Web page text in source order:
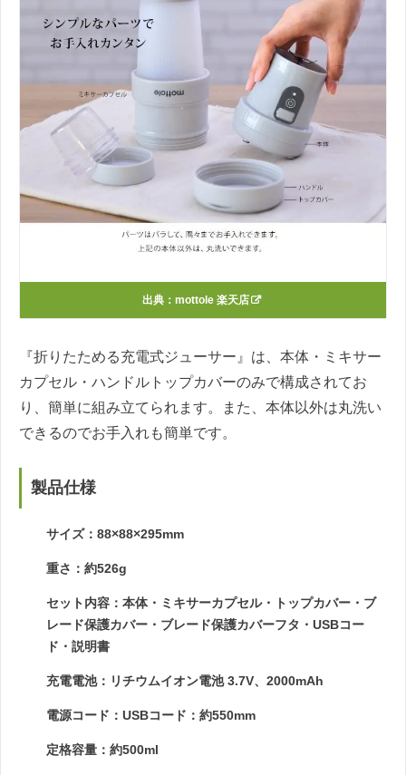
出典： mottole 楽天店
『折りたためる充電式ジューサー』は、本体・ミキサー
カプセル・ハンドルトップカバーのみで構成されてお
り、簡単に組み立てられます。また、本体以外は丸洗い
できるのでお手入れも簡単です。
製品仕様
サイズ：88×88×295mm
重さ：約526g
セット内容：本体・ミキサーカプセル・トップカバー・ブ
レード保護カバー・ブレード保護カバーフタ・USBコー
ド・説明書
充電電池：リチウムイオン電池 3.7V、2000mAh
電源コード：USBコード：約550mm
定格容量：約500ml